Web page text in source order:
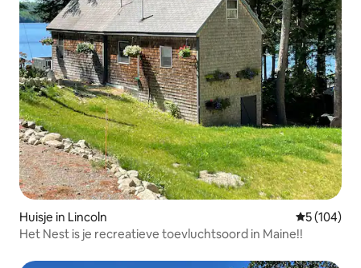
Huisje in Lincoln
5 (104)
Het Nest is je recreatieve toevluchtsoord in Maine!!